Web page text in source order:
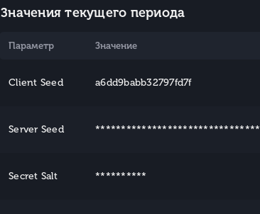
Значения текущего периода
Параметр Значение
Client Seed a6dd9babb32797fd7f
Server Seed ********************************
Secret Salt **********